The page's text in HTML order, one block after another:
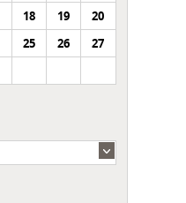
18 19
20
25 26
27